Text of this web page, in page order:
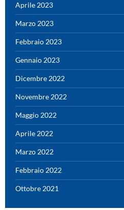
Aprile 2023
Marzo 2023
Febbraio 2023
Gennaio 2023
Dicembre 2022
Novembre 2022
Maggio 2022
Aprile 2022
Marzo 2022
Febbraio 2022
Ottobre 2021